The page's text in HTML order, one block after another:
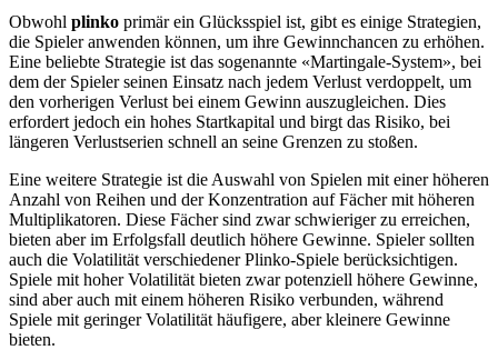
Obwohl plinko primär ein Glücksspiel ist, gibt es einige Strategien,
die Spieler anwenden können, um ihre Gewinnchancen zu erhöhen.
Eine beliebte Strategie ist das sogenannte «Martingale-System», bei
dem der Spieler seinen Einsatz nach jedem Verlust verdoppelt, um
den vorherigen Verlust bei einem Gewinn auszugleichen. Dies
erfordert jedoch ein hohes Startkapital und birgt das Risiko, bei
längeren Verlustserien schnell an seine Grenzen zu stoßen.
Eine weitere Strategie ist die Auswahl von Spielen mit einer höheren
Anzahl von Reihen und der Konzentration auf Fächer mit höheren
Multiplikatoren. Diese Fächer sind zwar schwieriger zu erreichen,
bieten aber im Erfolgsfall deutlich höhere Gewinne. Spieler sollten
auch die Volatilität verschiedener Plinko-Spiele berücksichtigen.
Spiele mit hoher Volatilität bieten zwar potenziell höhere Gewinne,
sind aber auch mit einem höheren Risiko verbunden, während
Spiele mit geringer Volatilität häufigere, aber kleinere Gewinne
bieten.